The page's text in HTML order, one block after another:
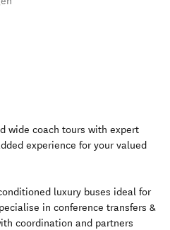
wide coach tours with expert
experience for your valued
luxury buses ideal for
in conference transfers &
coordination and partners